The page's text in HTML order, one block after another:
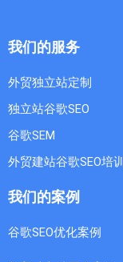
我们的服务
外贸独立站定制
独立站谷歌SEO
谷歌SEM
外贸建站谷歌SEO培训
我们的案例
谷歌SEO优化案例